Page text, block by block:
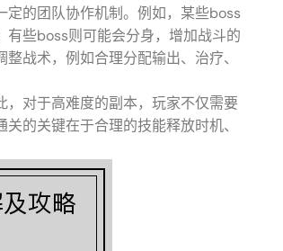
定的团队协作机制。例如，某些boss
些boss则可能会分身，增加战斗的
战术，例如合理分配输出、治疗、
对于高难度的副本，玩家不仅需要
的关键在于合理的技能释放时机、